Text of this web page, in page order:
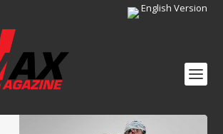
English Version